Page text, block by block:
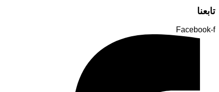
تابعنا
Facebook-f